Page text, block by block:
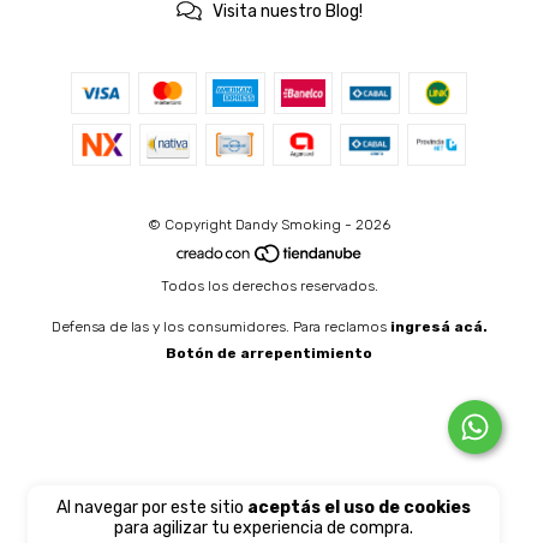
Al navegar por este sitio aceptás el uso de cookies
para agilizar tu experiencia de compra.
Visita nuestro Blog!
© Copyright Dandy Smoking - 2026
Todos los derechos reservados.
Defensa de las y los consumidores. Para reclamos ingresá acá.
Botón de arrepentimiento